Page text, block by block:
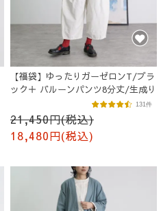
【福袋】ゆったりガーゼロンT/ブラ
ック＋ バルーンパンツ8分丈/生成り
21,450円(税込)
18,480円(税込)
131件